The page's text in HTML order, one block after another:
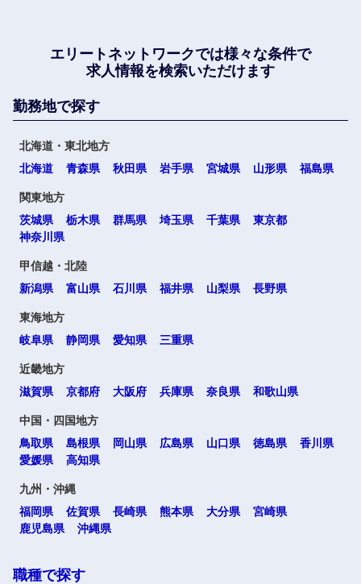
エリートネットワークでは様々な条件で
求人情報を検索いただけます
勤務地で探す
北海道・東北地方
北海道
青森県 秋田県 岩手県 宮城県 山形県 福島県
関東地方
茨城県
栃木県 群馬県 埼玉県 千葉県
東京都
神奈川県
甲信越・北陸
新潟県
富山県 石川県 福井県 山梨県 長野県
東海地方
岐阜県
静岡県 愛知県 三重県
近畿地方
滋賀県
京都府 大阪府 兵庫県 奈良県 和歌山県
中国・四国地方
鳥取県
島根県 岡山県 広島県 山口県 徳島県
香川県
愛媛県
高知県
九州・沖縄
福岡県
佐賀県 長崎県 熊本県 大分県
宮崎県
鹿児島県
沖縄県
職種で探す